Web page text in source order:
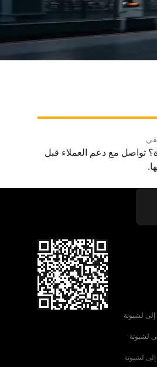
تواصل مع دعم العملاء قبل
لشبونة
لشبونة
لشبونة